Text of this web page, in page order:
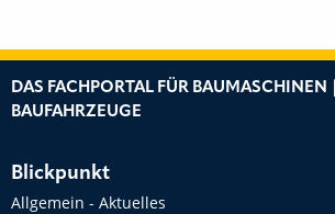
DAS FACHPORTAL FÜR BAUMASCHINEN
BAUFAHRZEUGE
Blickpunkt
Allgemein - Aktuelles